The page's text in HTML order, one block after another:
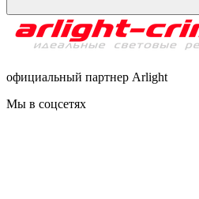
официальный партнер Arlight
Мы в соцсетях